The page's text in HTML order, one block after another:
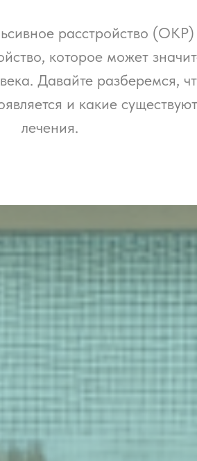
расстройство (ОКР)
которое может
Давайте разберемся,
и какие
лечения.